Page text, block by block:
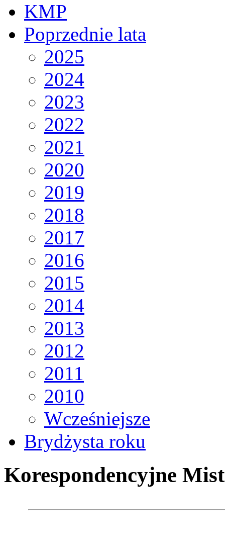
KMP
Poprzednie lata
2025
2024
2023
2022
2021
2020
2019
2018
2017
2016
2015
2014
2013
2012
2011
2010
Wcześniejsze
Brydżysta roku
Korespondencyjne